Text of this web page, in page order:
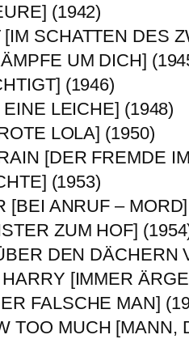
(1942)
SCHATTEN DES
UM DICH]
(1946)
LEICHE] (1948)
LOLA] (1950)
[DER FREMDE
(1953)
[BEI ANRUF –
ZUM HOF]
DEN DÄCHERN
[IMMER
FALSCHE MAN]
TOO MUCH [MANN,